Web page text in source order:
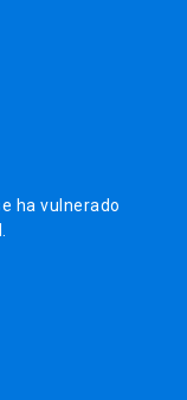
ha vulnerado